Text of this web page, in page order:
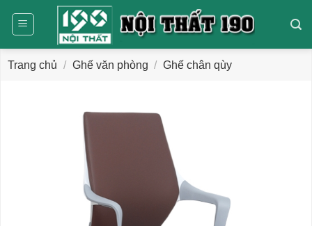
dung
Trang chủ / Ghế văn phòng / Ghế chân qùy